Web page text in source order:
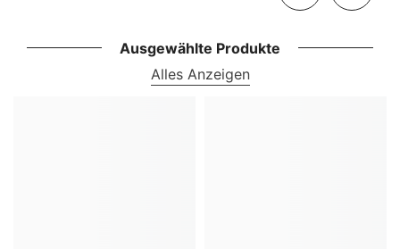
Ausgewählte Produkte
Alles Anzeigen